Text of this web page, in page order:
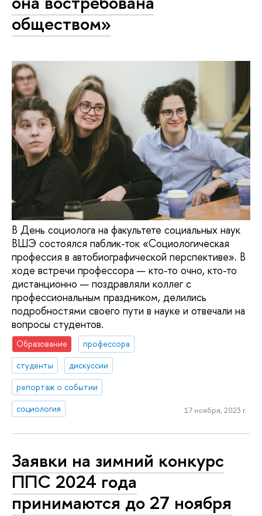
обществом»
В День социолога на факультете социальных наук
ВШЭ состоялся паблик-ток «Социологическая
профессия в автобиографической перспективе». В
ходе встречи профессора — кто-то очно, кто-то
дистанционно — поздравляли коллег с
профессиональным праздником, делились
подробностями своего пути в науке и отвечали на
вопросы студентов.
Образование
профессора
студенты
дискуссии
репортаж о событии
социология
17 ноября, 2023 г.
Заявки на зимний конкурс
ППС 2024 года
принимаются до 27 ноября